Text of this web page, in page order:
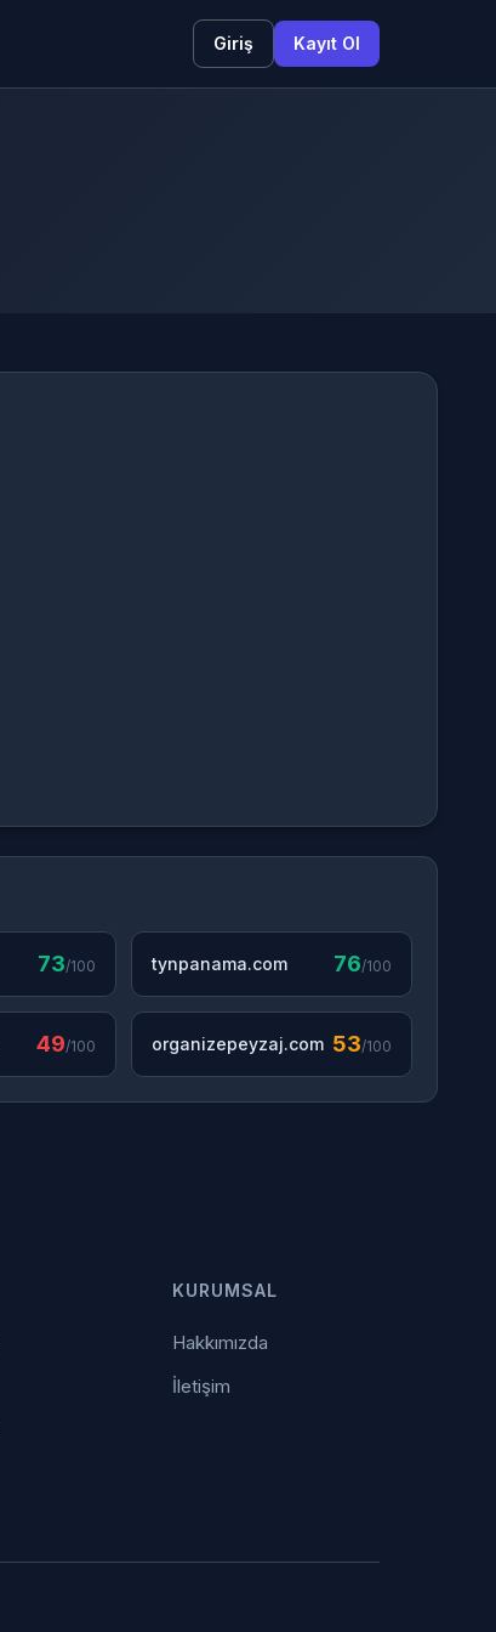
Giriş Kayıt Ol
73/100 tynpanama.com 76/100
49/100 organizepeyzaj.com 53/100
KURUMSAL
Hakkımızda
İletişim